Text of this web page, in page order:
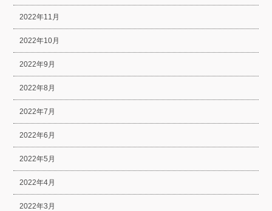
2022年11月
2022年10月
2022年9月
2022年8月
2022年7月
2022年6月
2022年5月
2022年4月
2022年3月